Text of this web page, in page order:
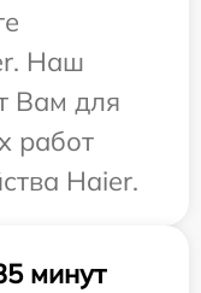
Наш
Вам для
работ
Haier.
минут